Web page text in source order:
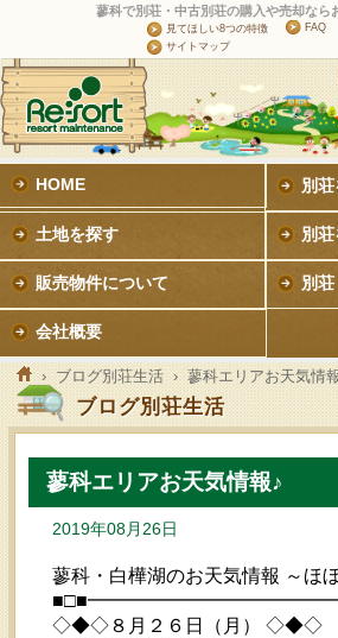
蓼科で別荘・中古別荘の購入や売却なら
見てほしい8つの特徴
FAQ
サイトマップ
HOME 別
土地を探す 別
販売物件について 別
会社概要
›ブログ別荘生活› 蓼科エリアお天気情
ブログ別荘生活
蓼科エリアお天気情報♪
2019年08月26日
蓼科・白樺湖のお天気情報 ～ほ
◇◆◇８月２６日（月） ◇◆◇